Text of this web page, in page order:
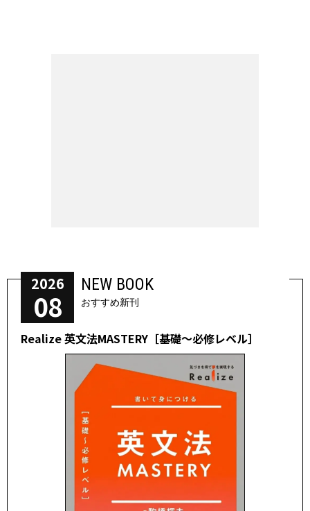
2026
08
NEW BOOK
おすすめ新刊
Realize 英文法MASTERY［基礎～必修レベル］